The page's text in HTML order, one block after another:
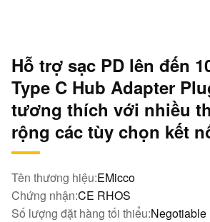
Hỗ trợ sạc PD lên đến
Type C Hub Adapter
tương thích với nhiều
rộng các tùy chọn kết
Tên thương hiệu:EMicco
Chứng nhận:CE RHOS
Số lượng đặt hàng tối thiểu:Negotiable